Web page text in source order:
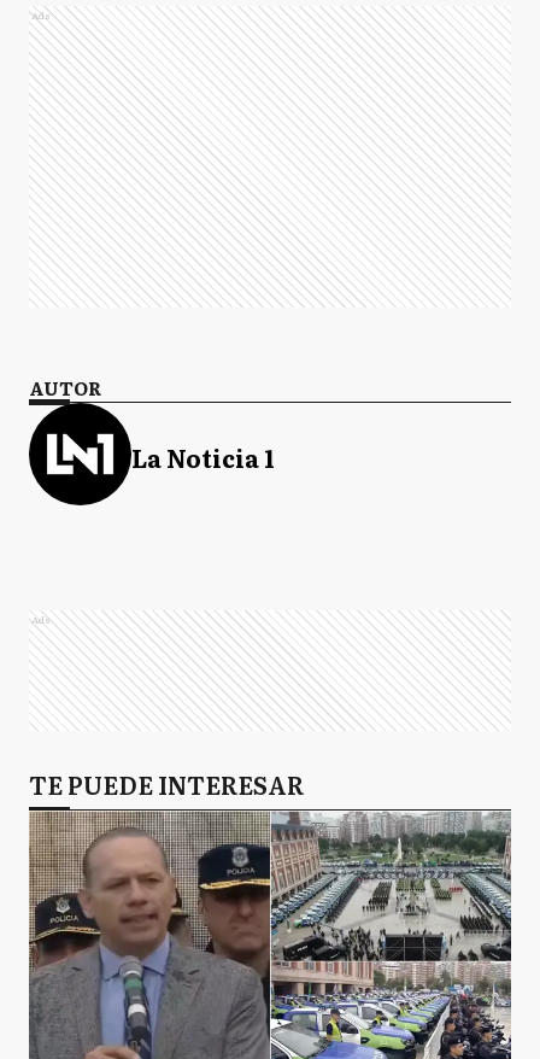
Ads
AUTOR
La Noticia 1
Ads
TE PUEDE INTERESAR